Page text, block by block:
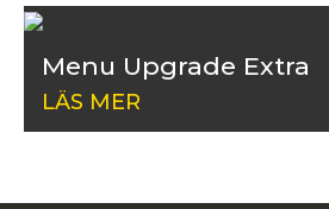
Menu Upgrade Extra
LÄS MER